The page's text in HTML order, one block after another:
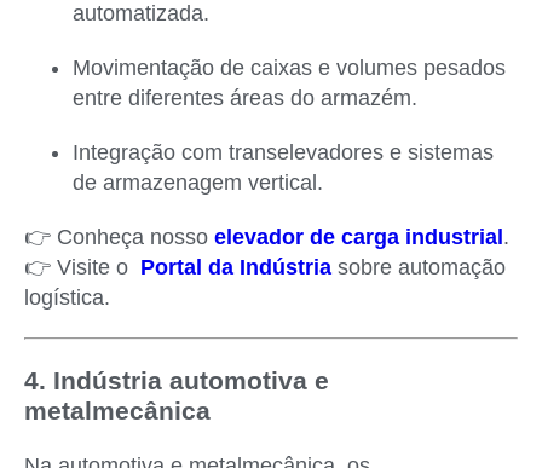
automatizada.
Movimentação de caixas e volumes pesados
entre diferentes áreas do armazém.
Integração com transelevadores e sistemas
de armazenagem vertical.
👉 Conheça nosso elevador de carga industrial .
👉 Visite o Portal da Indústria sobre automação
logística.
4. Indústria automotiva e
metalmecânica